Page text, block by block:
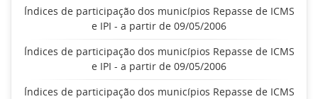
Índices de participação dos municípios Repasse de ICMS
e IPI - a partir de 09/05/2006
Índices de participação dos municípios Repasse de ICMS
e IPI - a partir de 09/05/2006
Índices de participação dos municípios Repasse de ICMS